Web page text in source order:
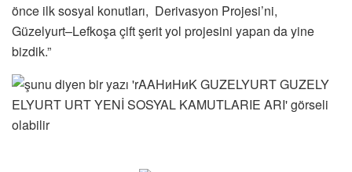
önce ilk sosyal konutları, Derivasyon Projesi’ni,
Güzelyurt–Lefkoşa çift şerit yol projesini yapan da yine
bizdik.”